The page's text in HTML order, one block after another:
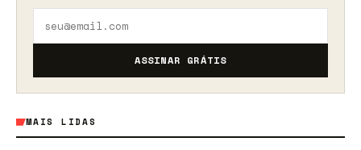
ASSINAR GRÁTIS
MAIS LIDAS